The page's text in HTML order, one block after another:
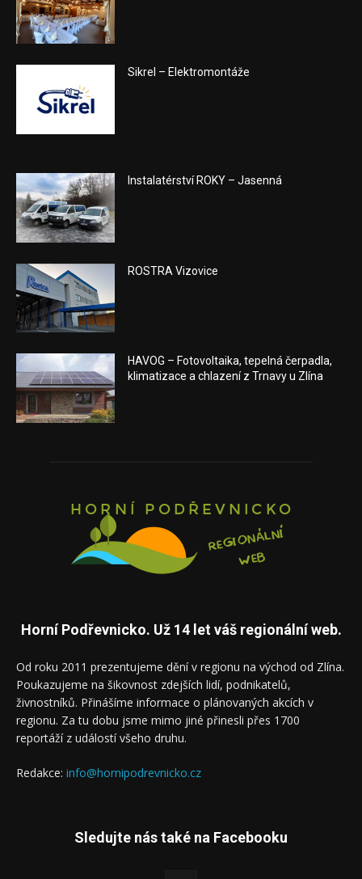
Sikrel – Elektromontáže
Instalatérství ROKY – Jasenná
ROSTRA Vizovice
HAVOG – Fotovoltaika, tepelná čerpadla,
klimatizace a chlazení z Trnavy u Zlína
Horní Podřevnicko. Už 14 let váš regionální web.
Od roku 2011 prezentujeme dění v regionu na východ od Zlína.
Poukazujeme na šikovnost zdejších lidí, podnikatelů,
živnostníků. Přinášíme informace o plánovaných akcích v
regionu. Za tu dobu jsme mimo jiné přinesli přes 1700
reportáží z událostí všeho druhu.
Redakce: info@hornipodrevnicko.cz
Sledujte nás také na Facebooku